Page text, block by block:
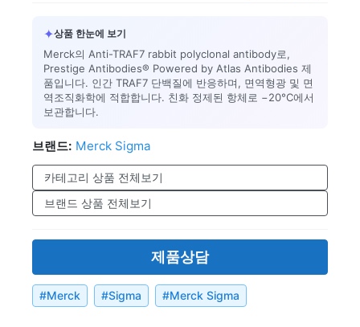
✦상품 한눈에 보기
Merck의 Anti-TRAF7 rabbit polyclonal antibody로,
Prestige Antibodies® Powered by Atlas Antibodies 제
품입니다. 인간 TRAF7 단백질에 반응하며, 면역형광 및 면
역조직화학에 적합합니다. 친화 정제된 항체로 −20°C에서
보관합니다.
브랜드: Merck Sigma
카테고리 상품 전체보기
브랜드 상품 전체보기
제품상담
#Merck #Sigma #Merck Sigma